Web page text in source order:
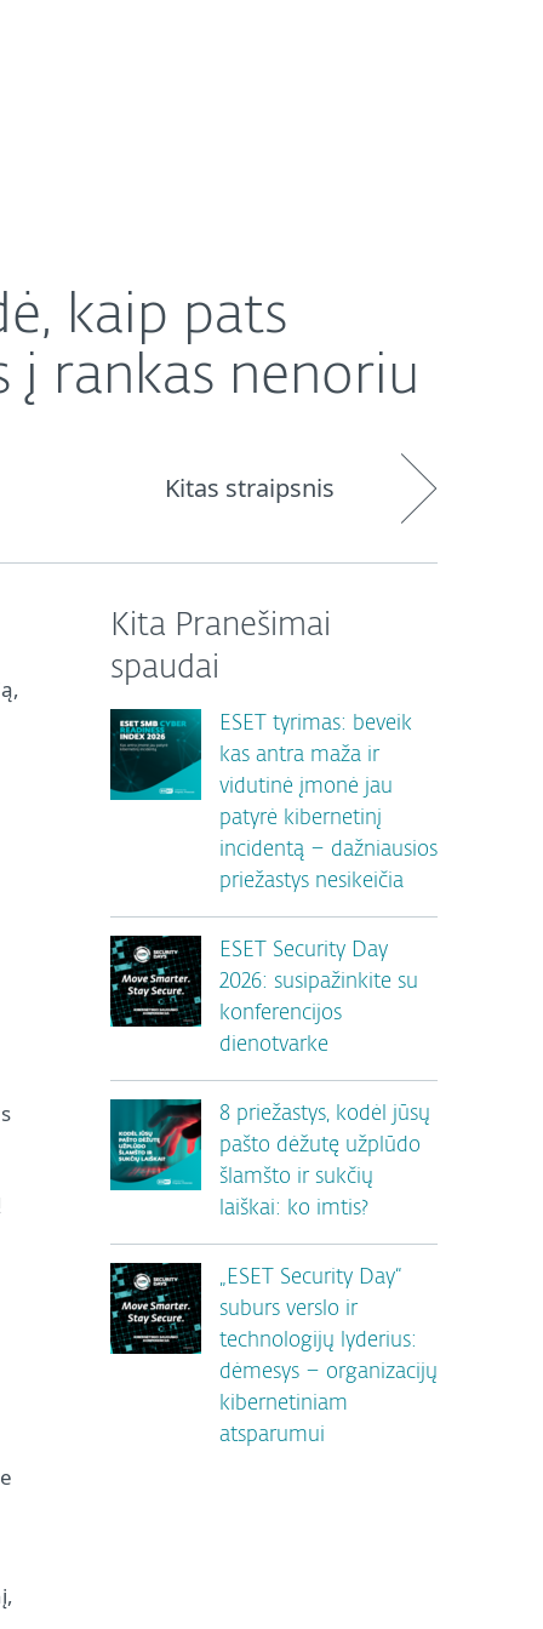
kaip pats
į rankas nenoriu
Kitas straipsnis
Kita Pranešimai
spaudai
ESET tyrimas: beveik
kas antra maža ir
vidutinė įmonė jau
patyrė kibernetinį
incidentą – dažniausios
priežastys nesikeičia
ESET Security Day
2026: susipažinkite su
konferencijos
dienotvarke
8 priežastys, kodėl jūsų
pašto dėžutę užplūdo
šlamšto ir sukčių
laiškai: ko imtis?
„ESET Security Day“
suburs verslo ir
technologijų lyderius:
dėmesys – organizacijų
kibernetiniam
atsparumui